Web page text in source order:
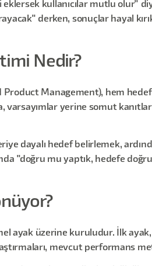
kullanıcılar mutlu olur"
derken, sonuçlar hayal
Nedir?
Management), hem
varsayımlar yerine somut
dayalı hedef belirlemek,
"doğru mu yaptık, hedefe
ayak üzerine kuruludur. İlk
mevcut performans